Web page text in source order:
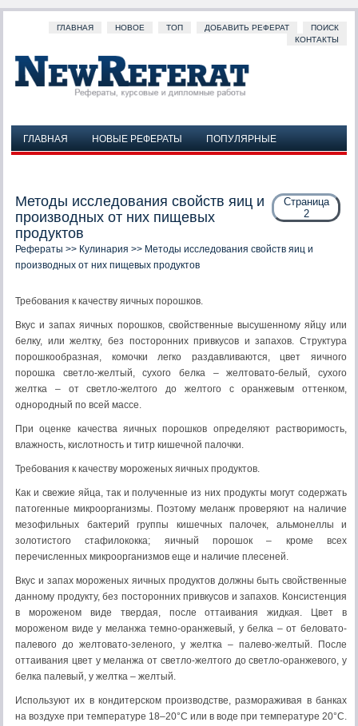
ГЛАВНАЯ НОВОЕ ТОП ДОБАВИТЬ РЕФЕРАТ
ПОИСК
КОНТАКТЫ
ГЛАВНАЯ НОВЫЕ РЕФЕРАТЫ
ПОПУЛЯРНЫЕ
Страница
2
Методы исследования свойств яиц и
производных от них пищевых
продуктов
Рефераты >> Кулинария >> Методы исследования свойств яиц и
производных от них пищевых продуктов
Требования к качеству яичных порошков.
Вкус и запах яичных порошков, свойственные высушенному яйцу или
белку, или желтку, без посторонних привкусов и запахов. Структура
порошкообразная, комочки легко раздавливаются, цвет яичного
порошка светло-желтый, сухого белка – желтовато-белый, сухого
желтка – от светло-желтого до желтого с оранжевым оттенком,
однородный по всей массе.
При оценке качества яичных порошков определяют растворимость,
влажность, кислотность и титр кишечной палочки.
Требования к качеству мороженых яичных продуктов.
Как и свежие яйца, так и полученные из них продукты могут содержать
патогенные микроорганизмы. Поэтому меланж проверяют на наличие
мезофильных бактерий группы кишечных палочек, альмонеллы и
золотистого стафилококка; яичный порошок – кроме всех
перечисленных микроорганизмов еще и наличие плесеней.
Вкус и запах мороженых яичных продуктов должны быть свойственные
данному продукту, без посторонних привкусов и запахов. Консистенция
в мороженом виде твердая, после оттаивания жидкая. Цвет в
мороженом виде у меланжа темно-оранжевый, у белка – от беловато-
палевого до желтовато-зеленого, у желтка – палево-желтый. После
оттаивания цвет у меланжа от светло-желтого до светло-оранжевого, у
белка палевый, у желтка – желтый.
Используют их в кондитерском производстве, размораживая в банках
на воздухе при температуре 18–20°С или в воде при температуре 20°С.